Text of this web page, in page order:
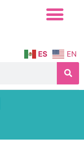
ES EN